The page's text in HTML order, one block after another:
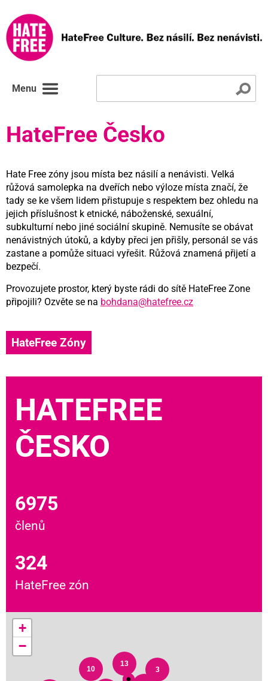
Menu
HateFree Česko
Hate Free zóny jsou místa bez násilí a nenávisti. Velká
růžová samolepka na dveřích nebo výloze místa značí, že
tady se ke všem lidem přistupuje s respektem bez ohledu na
jejich příslušnost k etnické, náboženské, sexuální,
subkulturní nebo jiné sociální skupině. Nemusíte se obávat
nenávistných útoků, a kdyby přeci jen přišly, personál se vás
zastane a pomůže situaci vyřešit. Růžová znamená přijetí a
bezpečí.
Provozujete prostor, který byste rádi do sítě HateFree Zone
připojili? Ozvěte se na bohdana@hatefree.cz
HateFree Zóny
HATEFREE
ČESKO
6975
členů
324
HateFree zón
3
13
10
+
−